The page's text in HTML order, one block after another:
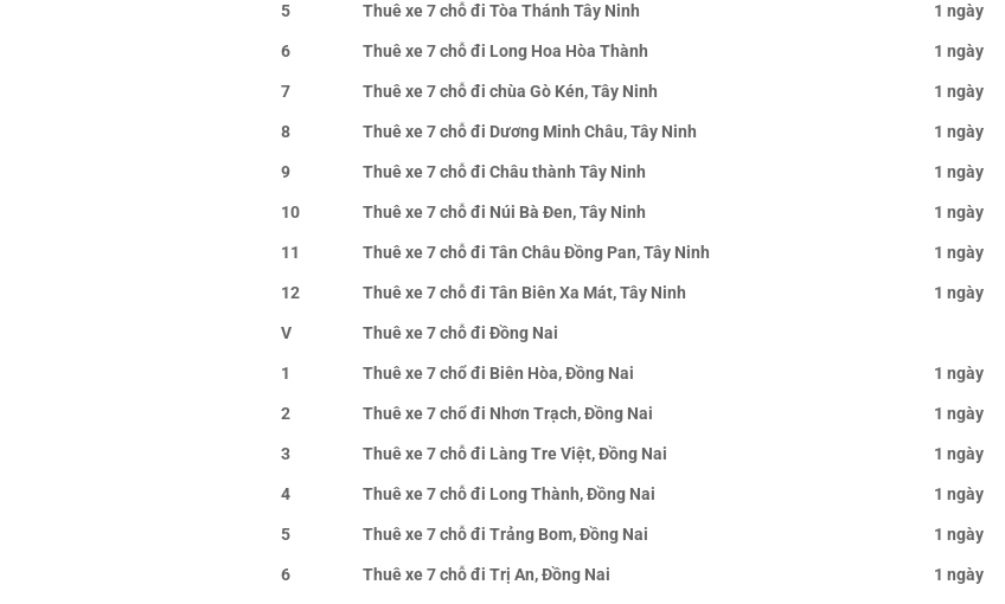
5
Thuê xe 7 chỗ đi Tòa Thánh Tây Ninh 1 ngày
6
Thuê xe 7 chỗ đi Long Hoa Hòa Thành 1 ngày
7
Thuê xe 7 chỗ đi chùa Gò Kén, Tây Ninh 1 ngày
8
Thuê xe 7 chỗ đi Dương Minh Châu, Tây Ninh 1 ngày
9
Thuê xe 7 chỗ đi Châu thành Tây Ninh 1 ngày
10
Thuê xe 7 chỗ đi Núi Bà Đen, Tây Ninh 1 ngày
11
Thuê xe 7 chỗ đi Tân Châu Đồng Pan, Tây Ninh 1 ngày
12
Thuê xe 7 chỗ đi Tân Biên Xa Mát, Tây Ninh 1 ngày
V
Thuê xe 7 chỗ đi Đồng Nai
1
Thuê xe 7 chổ đi Biên Hòa, Đồng Nai 1 ngày
2
Thuê xe 7 chổ đi Nhơn Trạch, Đồng Nai 1 ngày
3
Thuê xe 7 chỗ đi Làng Tre Việt, Đồng Nai 1 ngày
4
Thuê xe 7 chỗ đi Long Thành, Đồng Nai 1 ngày
5
Thuê xe 7 chỗ đi Trảng Bom, Đồng Nai 1 ngày
6
Thuê xe 7 chỗ đi Trị An, Đồng Nai 1 ngày